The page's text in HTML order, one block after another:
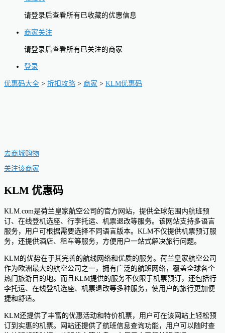
请登录后查看所有已收藏的优惠信息
商家关注
请登录后查看所有已关注的商家
登录
优惠码大全 > 折扣攻略 > 商家 > KLM优惠码
去商城购物
关注该商家
KLM 优惠码
KLM.com是荷兰皇家航空公司的官方网站，提供全球范围内航班预
订、在线登机选座、行李托运、机票退改等服务。该网站支持多语言
服务，用户可根据需要选择不同语言版本。KLM不仅提供机票预订服
务，还提供酒店、租车等服务，方便用户一站式解决旅行问题。
KLM的优势在于其完善的航线网络和优质的服务。荷兰皇家航空公司
作为欧洲最大的航空公司之一，拥有广泛的航班网络，覆盖全球各个
热门旅游目的地。而且KLM提供的服务不仅限于机票预订，还包括行
李托运、在线登机选座、机票退改等多种服务，使用户的旅行更加便
捷和舒适。
KLM还提供了丰富的优惠活动和特价机票，用户可在该网站上轻松预
订到实惠的机票。网站还提供了航班信息查询功能，用户可以随时查